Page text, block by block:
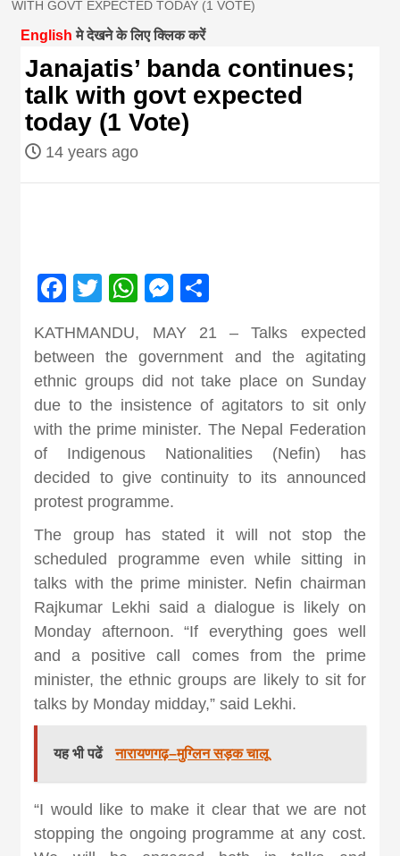
magazine of
Nepal brings
news in hindi
news,
khabar
WITH GOVT EXPECTED TODAY (1 VOTE)
English मे देखने के लिए क्लिक करें
Janajatis’ banda continues;
talk with govt expected
today (1 Vote)
14 years ago
Facebook
Twitter
WhatsApp
Messenger
KATHMANDU, MAY 21 – Talks expected
between the government and the agitating
ethnic groups did not take place on Sunday
due to the insistence of agitators to sit only
with the prime minister. The Nepal Federation
of Indigenous Nationalities (Nefin) has
decided to give continuity to its announced
protest programme.
The group has stated it will not stop the
scheduled programme even while sitting in
talks with the prime minister. Nefin chairman
Rajkumar Lekhi said a dialogue is likely on
Monday afternoon. “If everything goes well
and a positive call comes from the prime
minister, the ethnic groups are likely to sit for
talks by Monday midday,” said Lekhi.
यह भी पढें नारायणगढ़–मुग्लिन सड़क चालू
“I would like to make it clear that we are not
stopping the ongoing programme at any cost.